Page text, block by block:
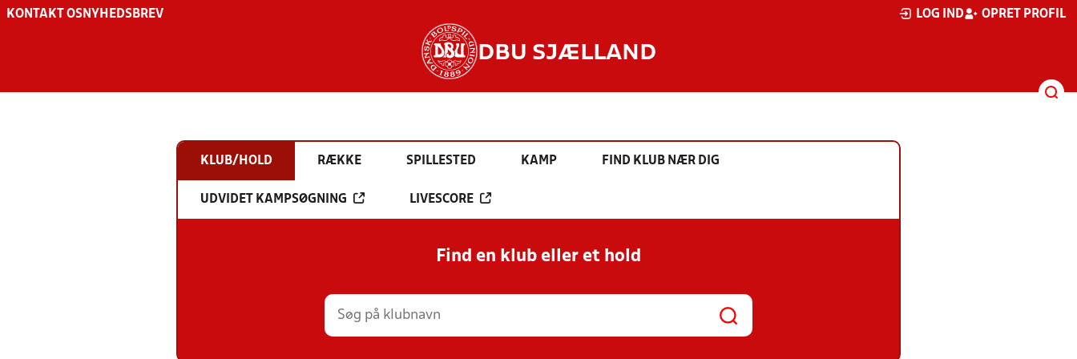
KONTAKT OS NYHEDSBREV LOG IND OPRET PROFIL
DBU SJÆLLAND
KLUB/HOLD RÆKKE SPILLESTED KAMP FIND KLUB NÆR DIG
UDVIDET KAMPSØGNING LIVESCORE
Find en klub eller et hold